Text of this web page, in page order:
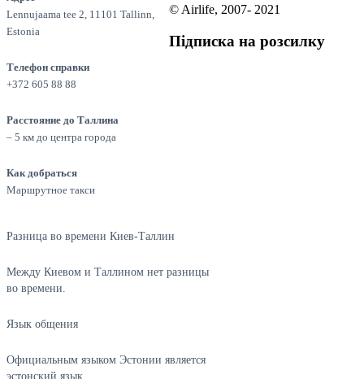
Lennujaama tee 2, 11101 Tallinn,
Estonia
Телефон справки
+372 605 88 88
Расстояние до Таллина
– 5 км до центра города
Как добраться
Маршрутное такси
Разница во времени Киев-Таллин
Между Киевом и Таллином нет разницы
во времени.
Язык общения
Официальным языком Эстонии является
эстонский язык.
© Airlife, 2007- 2021
Підписка на розсилку